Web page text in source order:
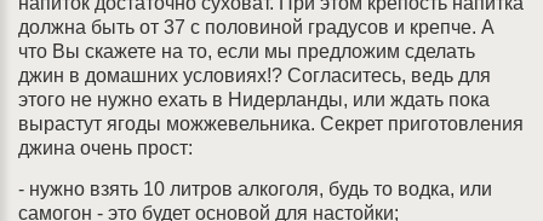
должна быть от 37 с половиной градусов и крепче. А
что Вы скажете на то, если мы предложим сделать
джин в домашних условиях!? Согласитесь, ведь для
этого не нужно ехать в Нидерланды, или ждать пока
вырастут ягоды можжевельника. Секрет приготовления
джина очень прост:
- нужно взять 10 литров алкоголя, будь то водка, или
самогон - это будет основой для настойки;